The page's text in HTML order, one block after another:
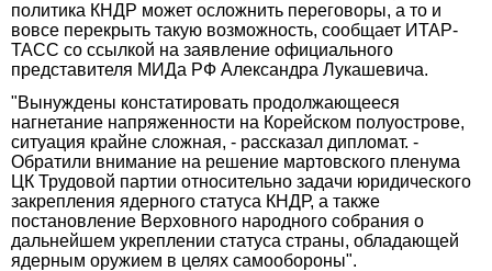
политика КНДР может осложнить переговоры, а то и
вовсе перекрыть такую возможность, сообщает ИТАР-
ТАСС со ссылкой на заявление официального
представителя МИДа РФ Александра Лукашевича.
"Вынуждены констатировать продолжающееся
нагнетание напряженности на Корейском полуострове,
ситуация крайне сложная, - рассказал дипломат. -
Обратили внимание на решение мартовского пленума
ЦК Трудовой партии относительно задачи юридического
закрепления ядерного статуса КНДР, а также
постановление Верховного народного собрания о
дальнейшем укреплении статуса страны, обладающей
ядерным оружием в целях самообороны".